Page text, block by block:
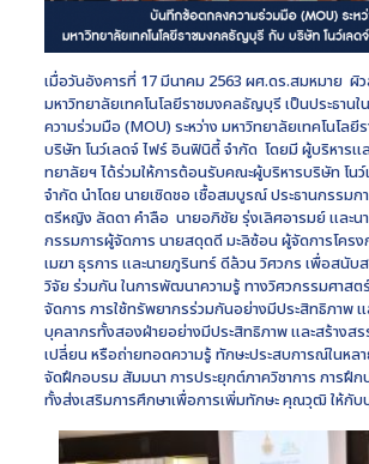
เมื่อวันอังคารที่ 17 มีนาคม 2563 ผศ.ดร.สมหมาย ผิ
มหาวิทยาลัยเทคโนโลยีราชมงคลธัญบุรี เป็นประธา
ความร่วมมือ (MOU) ระหว่าง มหาวิทยาลัยเทคโนโล
บริษัท โนว์เลดจ์ ไฟร์ อินฟินิตี้ จำกัด โดยมี ผู้บริหารแล
ทยาลัยฯ ได้ร่วมให้การต้อนรับคณะผู้บริหารบริษัท โน
จำกัด นำโดย นายเชิดชอ เชื้อสมบูรณ์ ประธานกรรมก
ตรีหญิง ลัดดา คำลือ นายอภิชัย รุ่งเลิศอารมย์ และ
กรรมการผู้จัดการ นายสดุดดี มะลิซ้อน ผู้จัดการโครง
เมฆา ธุรการ และนายภูรินทร์ ดีล้วน วิศวกร เพื่อสนับ
วิจัย ร่วมกัน ในการพัฒนาความรู้ ทางวิศวกรรมศาสต
จัดการ การใช้ทรัพยากรร่วมกันอย่างมีประสิทธิภาพ
บุคลากรทั้งสองฝ่ายอย่างมีประสิทธิภาพ และสร้างส
เปลี่ยน หรือถ่ายทอดความรู้ ทักษะประสบการณ์ในหล
จัดฝึกอบรม สัมมนา การประยุกต์ภาควิชาการ การฝึ
ทั้งส่งเสริมการศึกษาเพื่อการเพิ่มทักษะ คุณวุฒิ ให้กับ